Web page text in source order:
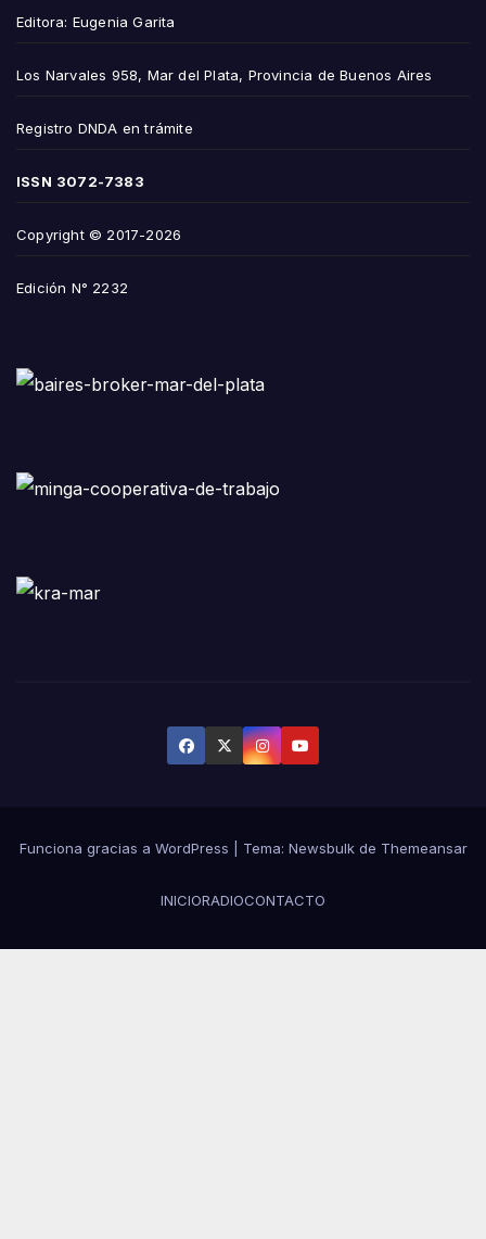
Editora: Eugenia Garita
Los Narvales 958, Mar del Plata, Provincia de Buenos Aires
Registro DNDA en trámite
ISSN 3072-7383
Copyright © 2017-2026
Edición N° 2232
Funciona gracias a WordPress Tema: Newsbulkde Themeansar
INICIORADIOCONTACTO